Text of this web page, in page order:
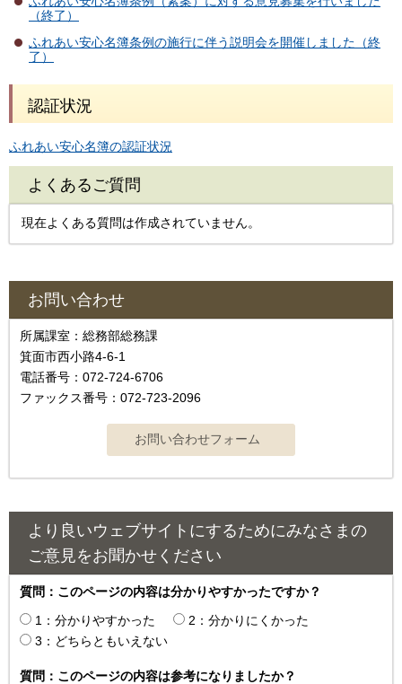
（終了）
ふれあい安心名簿条例の施行に伴う説明会を開催しました（終
了）
認証状況
ふれあい安心名簿の認証状況
よくあるご質問
現在よくある質問は作成されていません。
お問い合わせ
所属課室：総務部総務課
箕面市西小路4‐6‐1
電話番号：072-724-6706
ファックス番号：072-723-2096
より良いウェブサイトにするためにみなさまの
ご意見をお聞かせください
質問：このページの内容は分かりやすかったですか？
1：分かりやすかった
2：分かりにくかった
3：どちらともいえない
質問：このページの内容は参考になりましたか？